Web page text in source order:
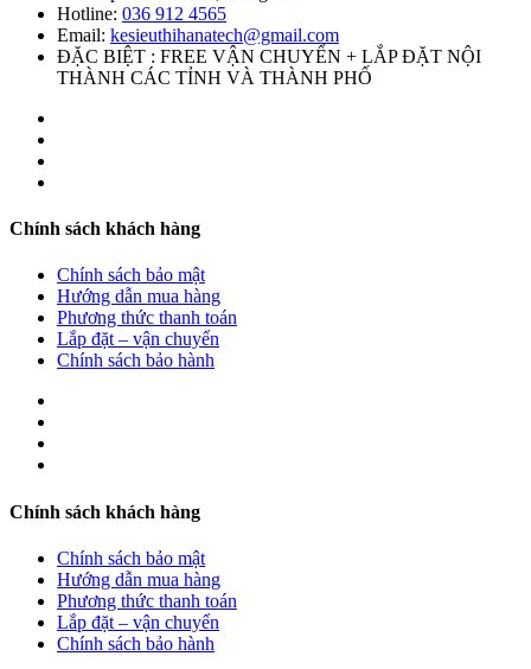
Hotline: 036 912 4565
Email: kesieuthihanatech@gmail.com
ĐẶC BIỆT : FREE VẬN CHUYỂN + LẮP ĐẶT NỘI
THÀNH CÁC TỈNH VÀ THÀNH PHỐ
Chính sách khách hàng
Chính sách bảo mật
Hướng dẫn mua hàng
Phương thức thanh toán
Lắp đặt – vận chuyển
Chính sách bảo hành
Chính sách khách hàng
Chính sách bảo mật
Hướng dẫn mua hàng
Phương thức thanh toán
Lắp đặt – vận chuyển
Chính sách bảo hành